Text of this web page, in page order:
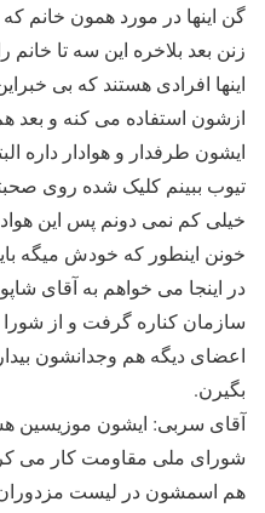
گن اینها در مورد همون خانم
زنن بعد بلاخره این سه تا خانم
اینها افرادی هستند که بی
ازشون استفاده می کنه و بعد
ایشون طرفدار و هوادار داره
تیوب ببینم کلیک شده روی
خیلی کم نمی دونم پس این
خونن اینطور که خودش میگه
در اینجا می خواهم به آقای
سازمان کناره گرفت و از
اعضای دیگه هم وجدانشون
بگیرن.
آقای سربی: ایشون موزیسین
شورای ملی مقاومت کار می
هم اسمشون در لیست